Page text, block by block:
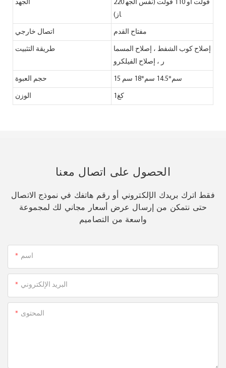
الجهد
220 فولت أو 110 فولت (نفس الجه
از)
اتصال خارجي مفتاح القدم
طريقة التثبيت
إصلاح كوب الشفط ، إصلاح المسما
ر ، إصلاح الفيلكرو
حجم العبوة 15 سم*14.5 سم*18 سم
الوزن كغ1
الحصول على اتصال معنا
فقط اترك بريدك الإلكتروني أو رقم هاتفك في نموذج الاتصال
حتى نتمكن من إرسال عرض أسعار مجاني لك لمجموعة
واسعة من التصاميم
اسم
البريد الإلكتروني
المحتوى